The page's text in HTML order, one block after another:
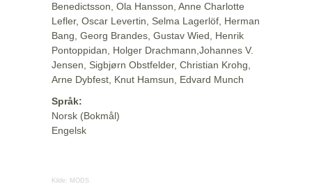
Benedictsson, Ola Hansson, Anne Charlotte
Lefler, Oscar Levertin, Selma Lagerlöf, Herman
Bang, Georg Brandes, Gustav Wied, Henrik
Pontoppidan, Holger Drachmann,Johannes V.
Jensen, Sigbjørn Obstfelder, Christian Krohg,
Arne Dybfest, Knut Hamsun, Edvard Munch
Språk:
Norsk (Bokmål)
Engelsk
Kilde: MODS